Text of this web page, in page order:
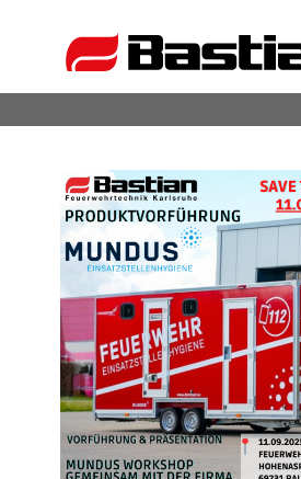
Unternehmen
Ansprechpartner
News
Katalog
Partner